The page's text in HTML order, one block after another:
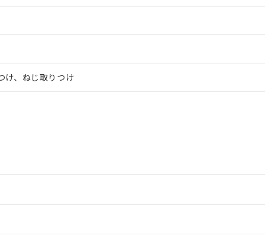
け、ねじ取りつけ